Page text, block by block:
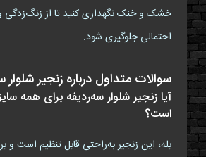
خشک و خنک نگهداری کنید تا از
احتمالی جلوگیری شود.
سوالات متداول درباره زنجیر شلوار
آیا زنجیر شلوار سه‌ردیفه برای همه
است؟
بله، این زنجیر به‌راحتی قابل تنظیم است و